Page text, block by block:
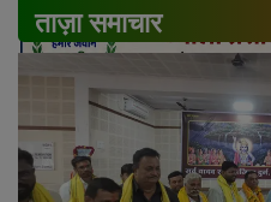
ताज़ा समाचार